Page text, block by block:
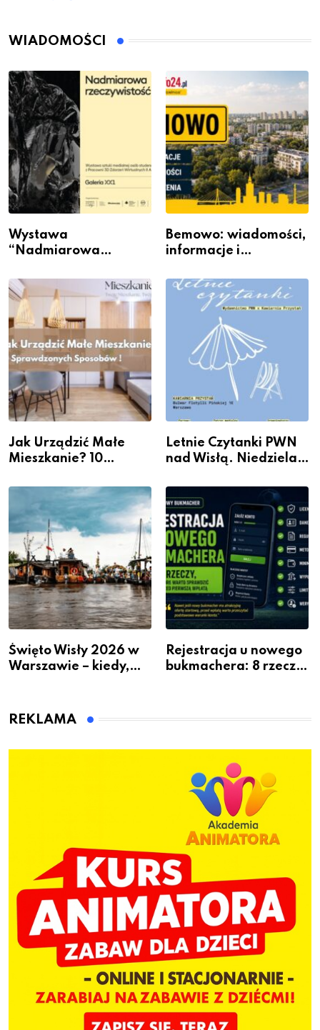
WIADOMOŚCI
Wystawa
“Nadmiarowa
Galerii XX1
Bemowo: wiadomości,
informacje i
Jak Urządzić Małe
Mieszkanie? 10
Przestrzeni Bez
Kosztownego Remontu
Letnie Czytanki PWN
nad Wisłą. Niedziela z
dla siebie
Święto Wisły 2026 w
Warszawie – kiedy,
Rejestracja u nowego
bukmachera: 8 rzeczy,
REKLAMA